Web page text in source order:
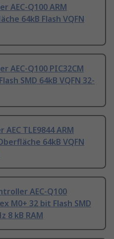
AEC-Q100 ARM
64kB Flash VQFN
AEC-Q100 PIC32CM
SMD 64kB VQFN 32-
TLE9844 ARM
64kB VQFN
AEC-Q100
M0+ 32 bit Flash SMD
8 kB RAM